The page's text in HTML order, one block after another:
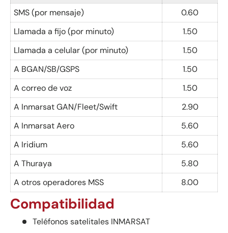
SMS (por mensaje)
0.60
Llamada a fijo (por minuto)
1.50
Llamada a celular (por minuto)
1.50
A BGAN/SB/GSPS
1.50
A correo de voz
1.50
A Inmarsat GAN/Fleet/Swift
2.90
A Inmarsat Aero
5.60
A Iridium
5.60
A Thuraya
5.80
A otros operadores MSS
8.00
Compatibilidad
Teléfonos satelitales INMARSAT